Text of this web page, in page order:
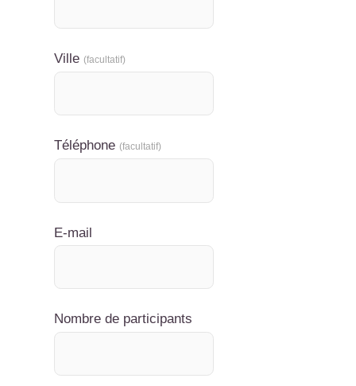
Ville (facultatif)
Téléphone (facultatif)
E-mail
Nombre de participants